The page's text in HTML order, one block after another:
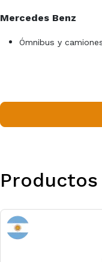
Mercedes Benz
Ómnibus y